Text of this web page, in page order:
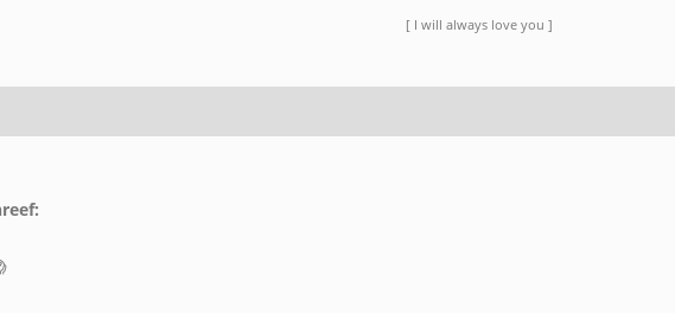
[ I will always love you ]